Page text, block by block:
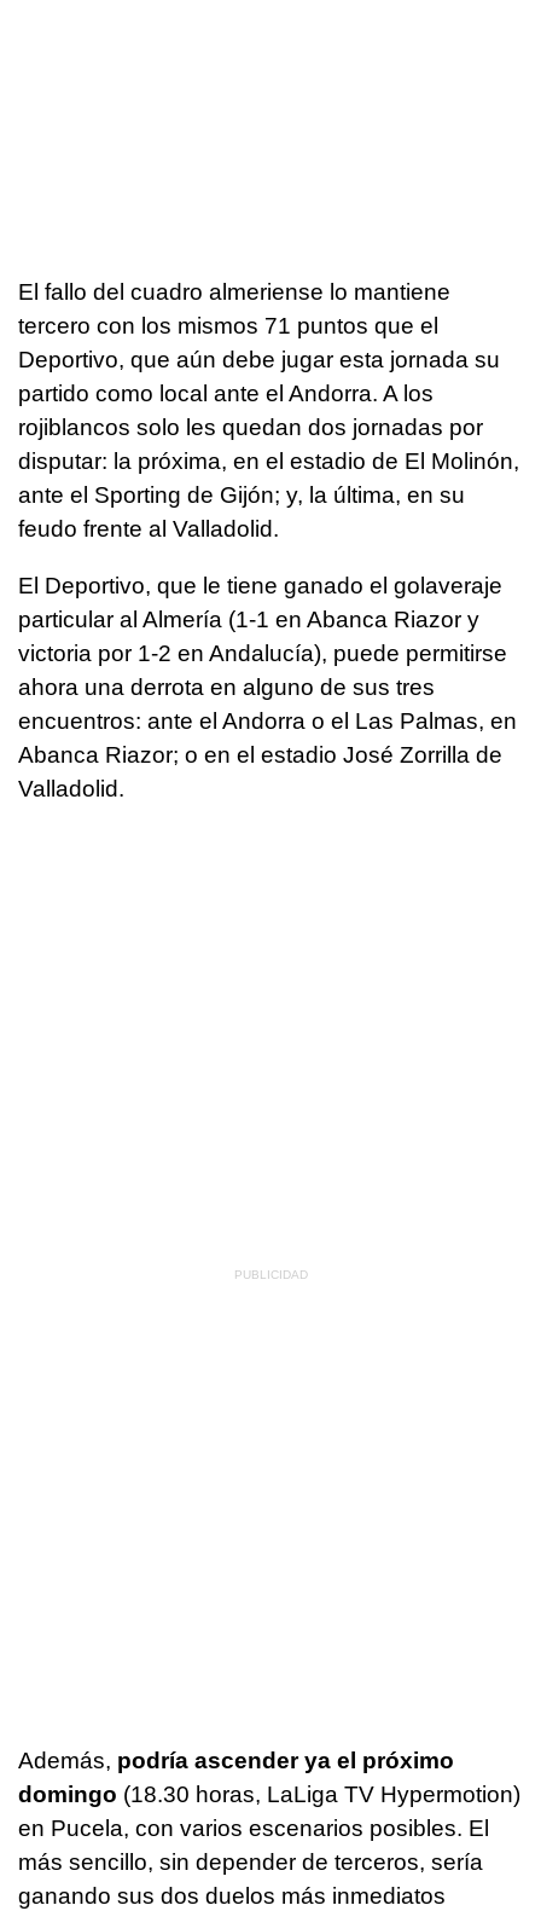
El fallo del cuadro almeriense lo mantiene
tercero con los mismos 71 puntos que el
Deportivo, que aún debe jugar esta jornada su
partido como local ante el Andorra. A los
rojiblancos solo les quedan dos jornadas por
disputar: la próxima, en el estadio de El Molinón,
ante el Sporting de Gijón; y, la última, en su
feudo frente al Valladolid.
El Deportivo, que le tiene ganado el golaveraje
particular al Almería (1-1 en Abanca Riazor y
victoria por 1-2 en Andalucía), puede permitirse
ahora una derrota en alguno de sus tres
encuentros: ante el Andorra o el Las Palmas, en
Abanca Riazor; o en el estadio José Zorrilla de
Valladolid.
Además, podría ascender ya el próximo
domingo (18.30 horas, LaLiga TV Hypermotion)
en Pucela, con varios escenarios posibles. El
más sencillo, sin depender de terceros, sería
ganando sus dos duelos más inmediatos